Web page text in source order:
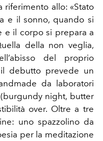
riferimento allo: «Stato
e il sonno, quando si
e il corpo si prepara a
della non veglia,
del proprio
debutto prevede un
da laboratori
night, butter
over. Oltre a tre
uno spazzolino da
per la meditazione